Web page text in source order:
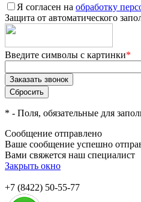
Я согласен на обработку
Защита от автоматического
Введите символы с картинки*
* - Поля, обязательные для
Сообщение отправлено
Ваше сообщение успешно
Вами свяжется наш специалист
Закрыть окно
+7 (8422) 50-55-77